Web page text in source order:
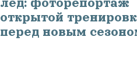
лёд: фоторепортаж
открытой
перед новым